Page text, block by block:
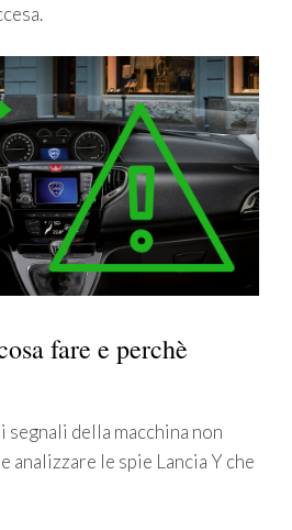
fare e perchè
segnali della macchina non
analizzare le spie Lancia Y che